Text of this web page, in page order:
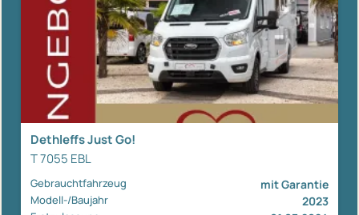
Dethleffs Just Go!
T 7055 EBL
Gebrauchtfahrzeug mit Garantie
Modell-/Baujahr 2023